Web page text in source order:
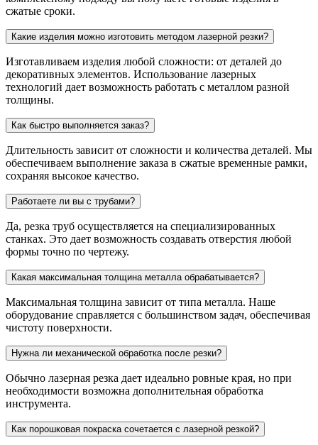
сжатые сроки.
Какие изделия можно изготовить методом лазерной резки?
Изготавливаем изделия любой сложности: от деталей до
декоративных элементов. Использование лазерных
технологий дает возможность работать с металлом разной
толщины.
Как быстро выполняется заказ?
Длительность зависит от сложности и количества деталей. Мы
обеспечиваем выполнение заказа в сжатые временные рамки,
сохраняя высокое качество.
Работаете ли вы с трубами?
Да, резка труб осуществляется на специализированных
станках. Это дает возможность создавать отверстия любой
формы точно по чертежу.
Какая максимальная толщина металла обрабатывается?
Максимальная толщина зависит от типа металла. Наше
оборудование справляется с большинством задач, обеспечивая
чистоту поверхности.
Нужна ли механической обработка после резки?
Обычно лазерная резка дает идеально ровные края, но при
необходимости возможна дополнительная обработка
инструмента.
Как порошковая покраска сочетается с лазерной резкой?